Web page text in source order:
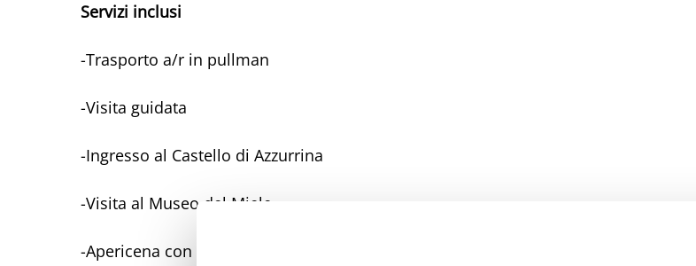
Servizi inclusi
-Trasporto a/r in pullman
-Visita guidata
-Ingresso al Castello di Azzurrina
-Visita al Museo del Miele
-Apericena con prodotti tipici